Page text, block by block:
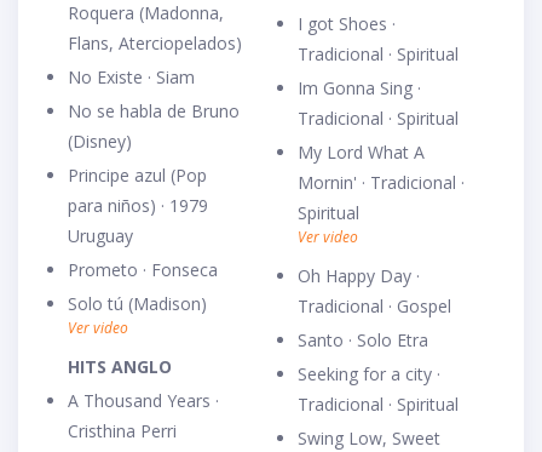
Roquera (Madonna,
Flans, Aterciopelados)
No Existe · Siam
No se habla de Bruno
(Disney)
Principe azul (Pop
para niños) · 1979
Uruguay
Prometo · Fonseca
Solo tú (Madison)
Ver video
HITS ANGLO
A Thousand Years ·
Cristhina Perri
I got Shoes ·
Tradicional · Spiritual
Im Gonna Sing ·
Tradicional · Spiritual
My Lord What A
Mornin' · Tradicional ·
Spiritual
Ver video
Oh Happy Day ·
Tradicional · Gospel
Santo · Solo Etra
Seeking for a city ·
Tradicional · Spiritual
Swing Low, Sweet